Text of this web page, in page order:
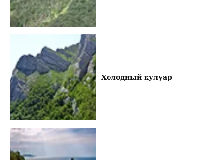
Холодный кулуар